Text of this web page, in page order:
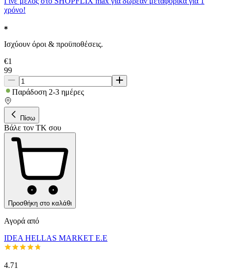
χρόνο!
Ισχύουν όροι & προϋποθέσεις.
€1
99
Παράδοση 2-3 ημέρες
Πίσω
Βάλε τον ΤΚ σου
Προσθήκη στο καλάθι
Αγορά από
IDEA HELLAS MARKET E.E
4.71